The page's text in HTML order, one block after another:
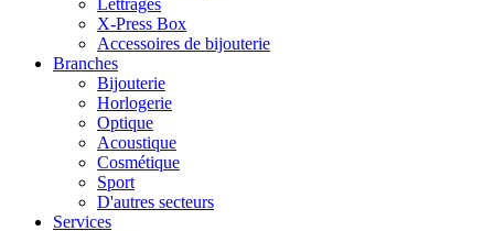
Lettrages
X-Press Box
Accessoires de bijouterie
Branches
Bijouterie
Horlogerie
Optique
Acoustique
Cosmétique
Sport
D'autres secteurs
Services